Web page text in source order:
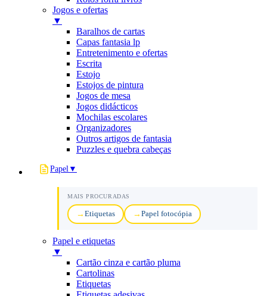
Jogos e ofertas
▼
Baralhos de cartas
Capas fantasia lp
Entretenimento e ofertas
Escrita
Estojo
Estojos de pintura
Jogos de mesa
Jogos didácticos
Mochilas escolares
Organizadores
Outros artigos de fantasia
Puzzles e quebra cabeças
Papel ▼
MAIS PROCURADAS
Etiquetas Papel fotocópia
Papel e etiquetas
▼
Cartão cinza e cartão pluma
Cartolinas
Etiquetas